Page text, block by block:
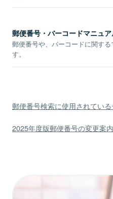
郵便番号・バーコードマニュ
郵便番号や、バーコードに関す
す。
郵便番号検索に使用されてい
2025年度版郵便番号の変更案内